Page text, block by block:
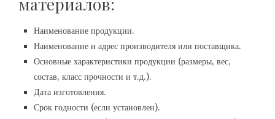
Наименование продукции.
Наименование и адрес производителя или поставщика.
Основные характеристики продукции (размеры, вес,
состав, класс прочности и т.д.).
Дата изготовления.
Срок годности (если установлен).